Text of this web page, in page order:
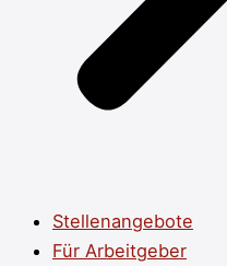
Stellenangebote
Für Arbeitgeber